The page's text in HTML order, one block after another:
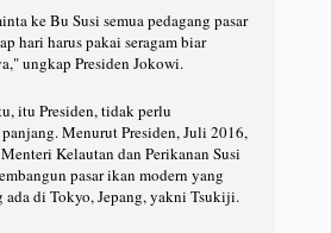
ke Bu Susi semua pedagang pasar
hari harus pakai seragam biar
ungkap Presiden Jokowi.
itu Presiden, tidak perlu
Menurut Presiden, Juli 2016,
Kelautan dan Perikanan Susi
pasar ikan modern yang
ada di Tokyo, Jepang, yakni Tsukiji.